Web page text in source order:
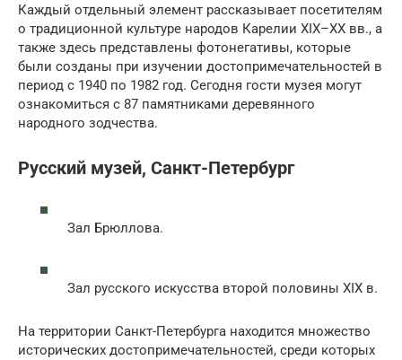
Каждый отдельный элемент рассказывает посетителям
о традиционной культуре народов Карелии XIX–XX вв., а
также здесь представлены фотонегативы, которые
были созданы при изучении достопримечательностей в
период с 1940 по 1982 год. Сегодня гости музея могут
ознакомиться с 87 памятниками деревянного
народного зодчества.
Русский музей, Санкт-Петербург
Зал Брюллова.
Зал русского искусства второй половины XIX в.
На территории Санкт-Петербурга находится множество
исторических достопримечательностей, среди которых